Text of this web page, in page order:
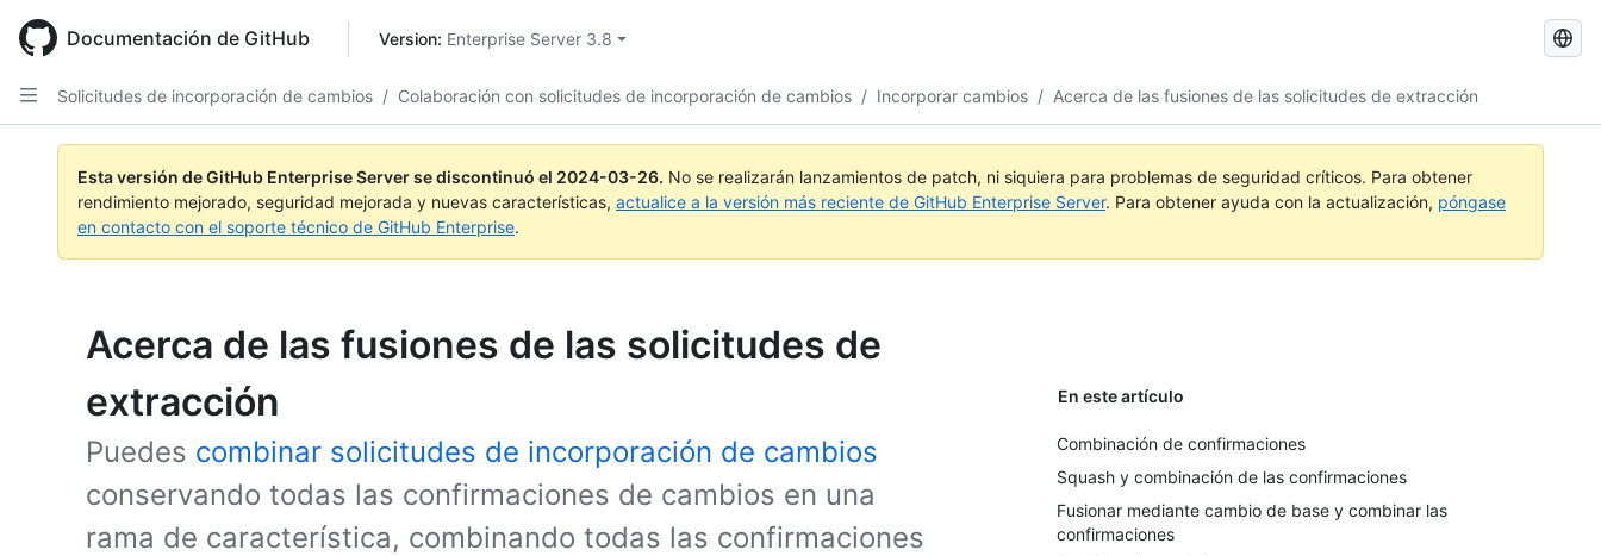
main
content
Documentación de GitHub Version: Enterprise Server 3.8
Buscar
Solicitudes de incorporación de cambios / Colaboración con solicitudes de incorporación de cambios / Incorporar cambios / Acerca de las fusiones de las solicitudes de extracción
Esta versión de GitHub Enterprise Server se discontinuó el 2024-03-26. No se realizarán lanzamientos de patch, ni siquiera para problemas de seguridad críticos. Para obtener
rendimiento mejorado, seguridad mejorada y nuevas características, actualice a la versión más reciente de GitHub Enterprise Server. Para obtener ayuda con la actualización, póngase
en contacto con el soporte técnico de GitHub Enterprise.
Acerca de las fusiones de las solicitudes de
extracción
Puedes combinar solicitudes de incorporación de cambios
conservando todas las confirmaciones de cambios en una
rama de característica, combinando todas las confirmaciones
En este artículo
Combinación de confirmaciones
Squash y combinación de las confirmaciones
Fusionar mediante cambio de base y combinar las
confirmaciones